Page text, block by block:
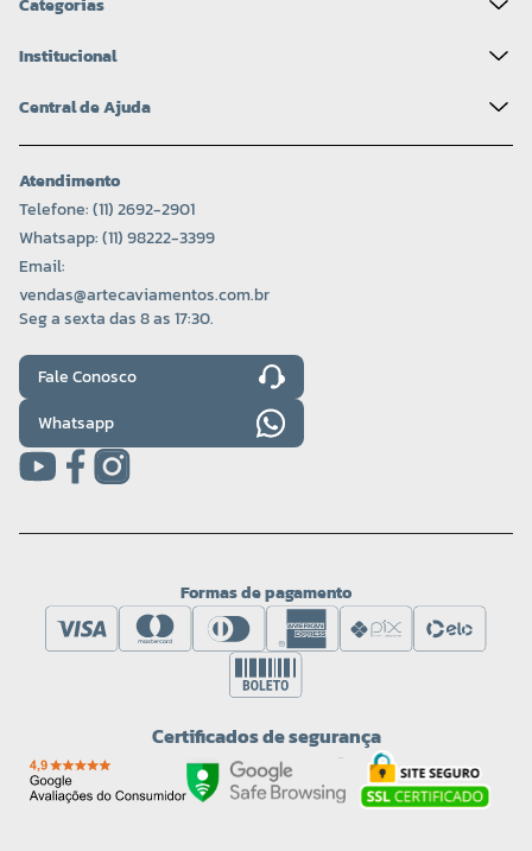
Institucional
Central de Ajuda
Atendimento
Telefone: (11) 2692-2901
Whatsapp: (11) 98222-3399
Email:
vendas@artecaviamentos.com.br
Seg a sexta das 8 as 17:30.
Fale Conosco
Whatsapp
Formas de pagamento
Certificados de segurança